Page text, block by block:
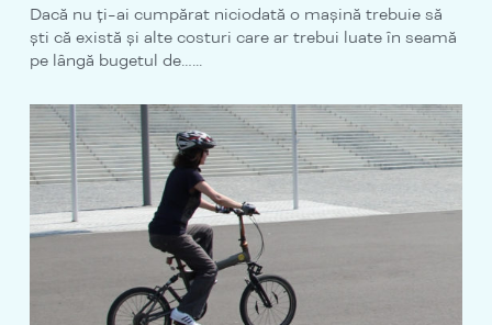
Dacă nu ți-ai cumpărat niciodată o maşină trebuie să
şti că există şi alte costuri care ar trebui luate în seamă
pe lângă bugetul de…...